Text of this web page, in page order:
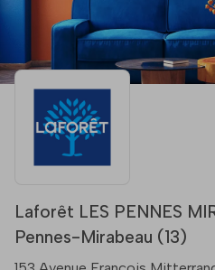
Laforêt LES PENNES
Pennes-Mirabeau (13)